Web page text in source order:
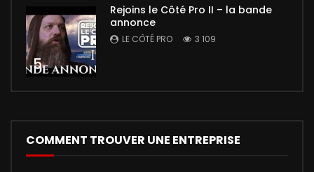
5
Rejoins le Côté Pro II – la bande
annonce
LE CÔTÉ PRO 3 109
COMMENT TROUVER UNE ENTREPRISE